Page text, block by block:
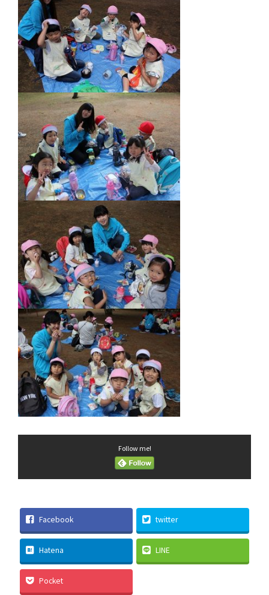
Follow me!
Facebook twitter
Hatena LINE
Pocket